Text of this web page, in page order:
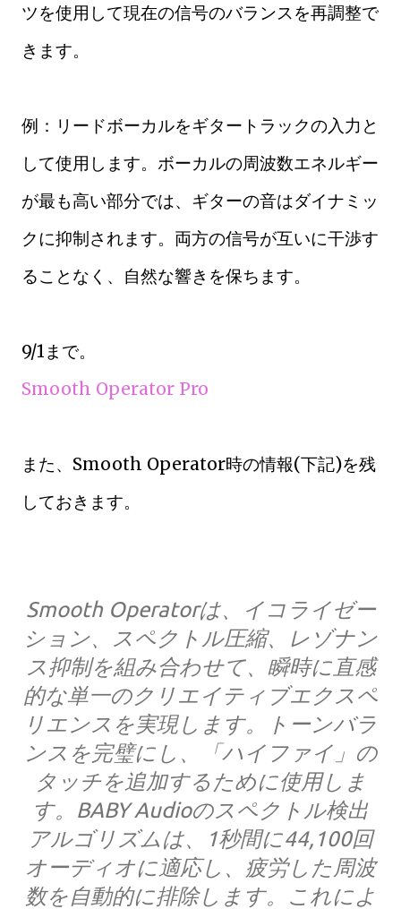
ツを使用して現在の信号のバランスを再調整で
きます。
例：リードボーカルをギタートラックの入力と
して使用します。ボーカルの周波数エネルギー
が最も高い部分では、ギターの音はダイナミッ
クに抑制されます。両方の信号が互いに干渉す
ることなく、自然な響きを保ちます。
9/1まで。
Smooth Operator Pro
また、Smooth Operator時の情報(下記)を残
しておきます。
Smooth Operatorは、イコライゼー
ション、スペクトル圧縮、レゾナン
ス抑制を組み合わせて、瞬時に直感
的な単一のクリエイティブエクスペ
リエンスを実現します。トーンバラ
ンスを完璧にし、「ハイファイ」の
タッチを追加するために使用しま
す。BABY Audioのスペクトル検出
アルゴリズムは、1秒間に44,100回
オーディオに適応し、疲労した周波
数を自動的に排除します。これによ